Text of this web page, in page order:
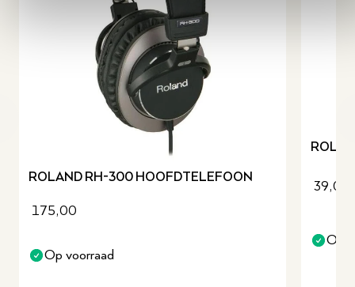
ROLAND RH-300 HOOFDTELEFOON
175,00
Op voorraad
39,00
Op